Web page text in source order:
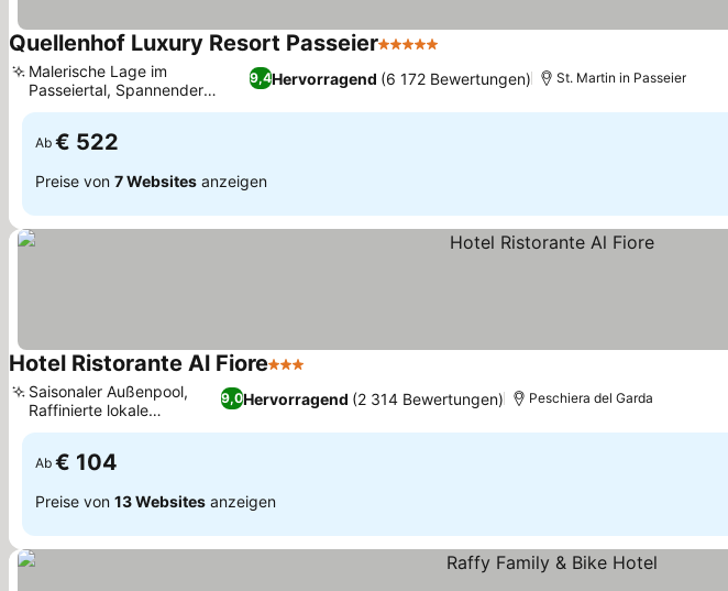
Quellenhof Luxury Resort Passeier5 Sterne
9,4Hervorragend (6 172 Bewertungen)
Malerische Lage im
Passeiertal, Spannender
Acqua Family Parc
St. Martin in Passeier
Ab € 522
Preise von 7 Websites anzeigen
Hotel Ristorante Al Fiore3 Sterne
9,0Hervorragend (2 314 Bewertungen)
Saisonaler Außenpool,
Raffinierte lokale
Gastronomie
Peschiera del Garda
Ab € 104
Preise von 13 Websites anzeigen